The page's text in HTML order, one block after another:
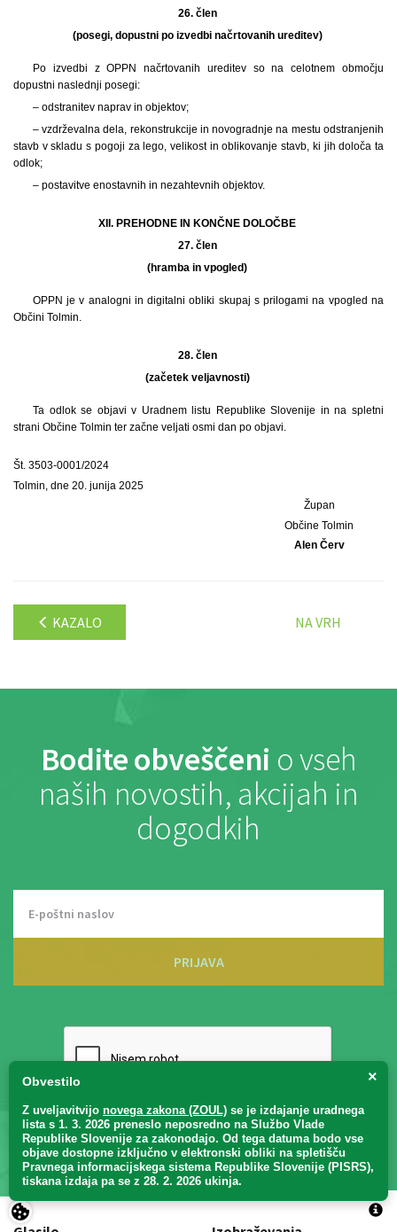
26. člen
(posegi, dopustni po izvedbi načrtovanih ureditev)
Po izvedbi z OPPN načrtovanih ureditev so na celotnem območju
dopustni naslednji posegi:
– odstranitev naprav in objektov;
– vzdrževalna dela, rekonstrukcije in novogradnje na mestu odstranjenih
stavb v skladu s pogoji za lego, velikost in oblikovanje stavb, ki jih določa ta
odlok;
– postavitve enostavnih in nezahtevnih objektov.
XII. PREHODNE IN KONČNE DOLOČBE
27. člen
(hramba in vpogled)
OPPN je v analogni in digitalni obliki skupaj s prilogami na vpogled na
Občini Tolmin.
28. člen
(začetek veljavnosti)
Ta odlok se objavi v Uradnem listu Republike Slovenije in na spletni
strani Občine Tolmin ter začne veljati osmi dan po objavi.
Št. 3503-0001/2024
Tolmin, dne 20. junija 2025
Župan
Občine Tolmin
Alen Červ
KAZALO NA VRH
Bodite obveščeni o vseh
naših novostih, akcijah in
dogodkih
PRIJAVA
Seznanjen sem sSplošnimi pogojiin zIzjavo o varstvu osebnih
podatkov . *
×
Obvestilo
Z uveljavitvijo novega zakona (ZOUL) se je izdajanje uradnega
lista s 1. 3. 2026 preneslo neposredno na Službo Vlade
Republike Slovenije za zakonodajo. Od tega datuma bodo vse
objave dostopne izključno v elektronski obliki na spletišču
Pravnega informacijskega sistema Republike Slovenije (PISRS),
tiskana izdaja pa se z 28. 2. 2026 ukinja.